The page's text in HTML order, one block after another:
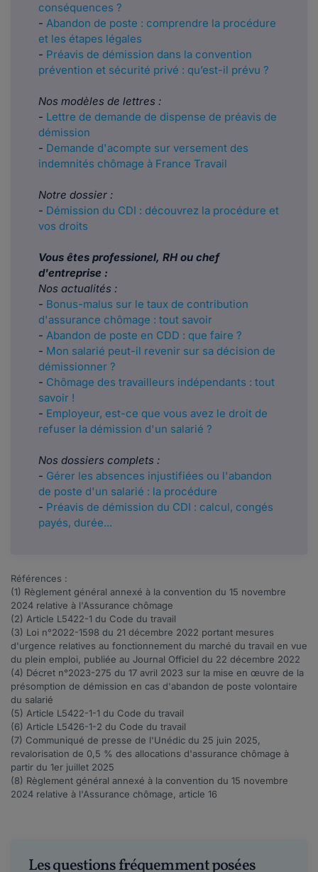
conséquences ?
- Abandon de poste : comprendre la procédure
et les étapes légales
- Préavis de démission dans la convention
prévention et sécurité privé : qu’est-il prévu ?
Nos modèles de lettres :
- Lettre de demande de dispense de préavis de
démission
- Demande d'acompte sur versement des
indemnités chômage à France Travail
Notre dossier :
- Démission du CDI : découvrez la procédure et
vos droits
Vous êtes professionel, RH ou chef
d'entreprise :
Nos actualités :
- Bonus-malus sur le taux de contribution
d'assurance chômage : tout savoir
- Abandon de poste en CDD : que faire ?
- Mon salarié peut-il revenir sur sa décision de
démissionner ?
- Chômage des travailleurs indépendants : tout
savoir !
- Employeur, est-ce que vous avez le droit de
refuser la démission d'un salarié ?
Nos dossiers complets :
- Gérer les absences injustifiées ou l'abandon
de poste d'un salarié : la procédure
- Préavis de démission du CDI : calcul, congés
payés, durée...
Références :
(1) Règlement général annexé à la convention du 15 novembre
2024 relative à l'Assurance chômage
(2) Article L5422-1 du Code du travail
(3) Loi n°2022-1598 du 21 décembre 2022 portant mesures
d'urgence relatives au fonctionnement du marché du travail en vue
du plein emploi, publiée au Journal Officiel du 22 décembre 2022
(4) Décret n°2023-275 du 17 avril 2023 sur la mise en œuvre de la
présomption de démission en cas d'abandon de poste volontaire
du salarié
(5) Article L5422-1-1 du Code du travail
(6) Article L5426-1-2 du Code du travail
(7) Communiqué de presse de l'Unédic du 25 juin 2025,
revalorisation de 0,5 % des allocations d'assurance chômage à
partir du 1er juillet 2025
(8) Règlement général annexé à la convention du 15 novembre
2024 relative à l'Assurance chômage, article 16
Les questions fréquemment posées